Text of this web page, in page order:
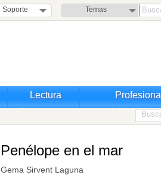
Soporte Temas
Lectura
Penélope en el mar
Gema Sirvent Laguna